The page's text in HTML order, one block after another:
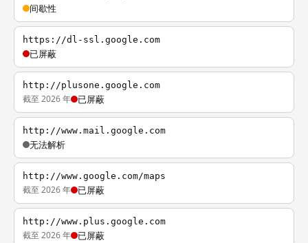
间歇性
https://dl-ssl.google.com
已屏蔽
http://plusone.google.com
截至 2026 年 已屏蔽
http://www.mail.google.com
无法解析
http://www.google.com/maps
截至 2026 年 已屏蔽
http://www.plus.google.com
截至 2026 年 已屏蔽